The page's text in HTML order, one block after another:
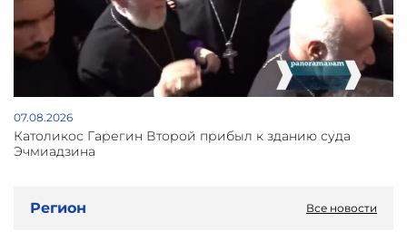
07.08.2026
Католикос Гарегин Второй прибыл к зданию суда
Эчмиадзина
Регион Все новости